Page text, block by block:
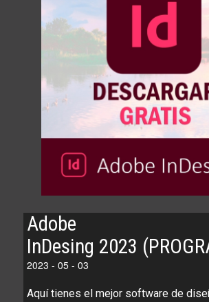
Adobe
InDesing 2023
2023 - 05 - 03
Aquí tienes el mejor software de